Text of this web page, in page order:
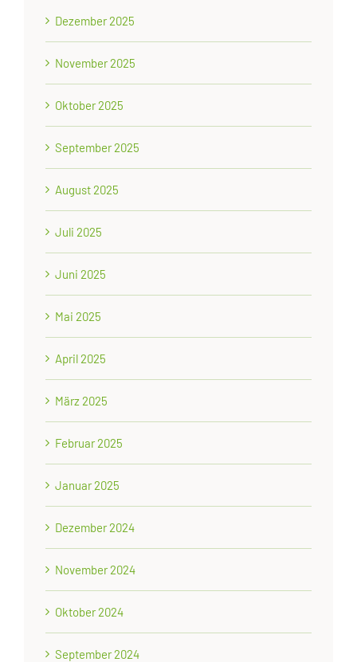
Dezember 2025
November 2025
Oktober 2025
September 2025
August 2025
Juli 2025
Juni 2025
Mai 2025
April 2025
März 2025
Februar 2025
Januar 2025
Dezember 2024
November 2024
Oktober 2024
September 2024